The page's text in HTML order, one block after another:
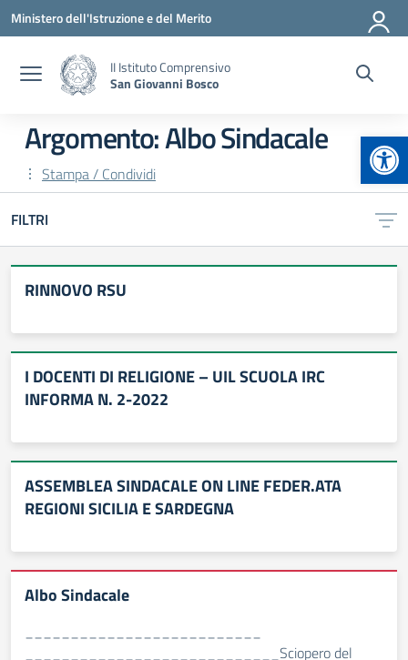
Vai ai contenuti
Vai al menu di navigazione
Vai al footer
Ministero dell'Istruzione e del Merito
II Istituto Comprensivo
San Giovanni Bosco
Argomento: Albo Sindacale
Stampa / Condividi
FILTRI
RINNOVO RSU
I DOCENTI DI RELIGIONE – UIL SCUOLA IRC
INFORMA N. 2-2022
ASSEMBLEA SINDACALE ON LINE FEDER.ATA
REGIONI SICILIA E SARDEGNA
Albo Sindacale
____________________________Sciopero del